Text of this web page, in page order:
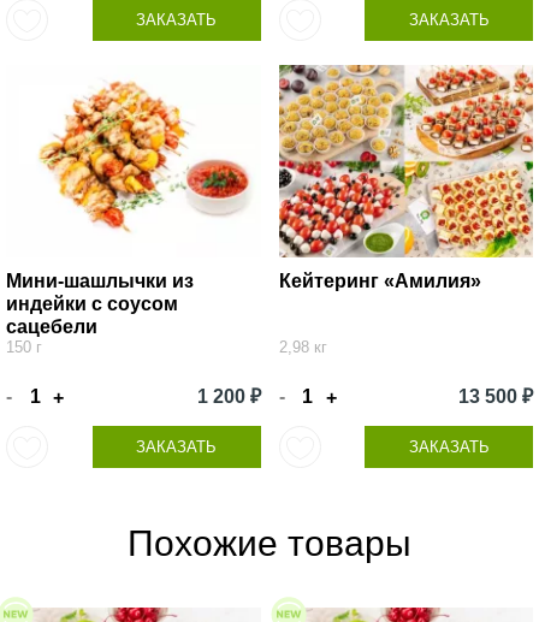
ЗАКАЗАТЬ ЗАКАЗАТЬ
Мини-шашлычки из
индейки с соусом
сацебели
150 г
- + 1 200 ₽
ЗАКАЗАТЬ
Кейтеринг «Амилия»
2,98 кг
- + 13 500 ₽
ЗАКАЗАТЬ
Похожие товары